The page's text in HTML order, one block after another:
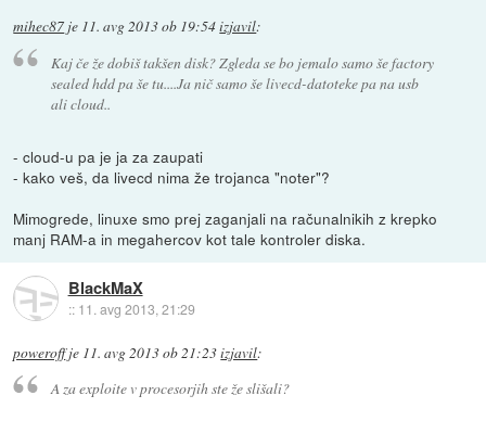
mihec87 je 11. avg 2013 ob 19:54izjavil:
Kaj če že dobiš takšen disk? Zgleda se bo jemalo samo še factory
sealed hdd pa še tu....Ja nič samo še livecd-datoteke pa na usb
ali cloud..
- cloud-u pa je ja za zaupati
- kako veš, da livecd nima že trojanca "noter"?
Mimogrede, linuxe smo prej zaganjali na računalnikih z krepko
manj RAM-a in megahercov kot tale kontroler diska.
BlackMaX
:: 11. avg 2013, 21:29
poweroffje 11. avg 2013 ob 21:23izjavil:
A za exploite v procesorjih ste že slišali?